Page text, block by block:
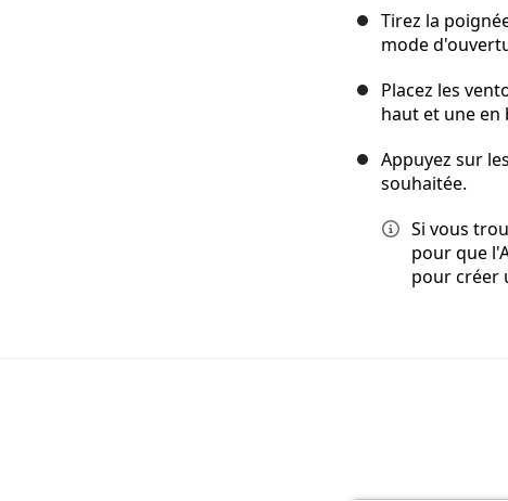
Tirez la
mode
Placez les
haut et une en
Appuyez sur
souhaitée.
Si vous
pour que
pour créer